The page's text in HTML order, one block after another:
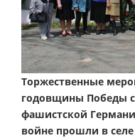
Торжественные
годовщины Победы
фашистской
войне прошли в